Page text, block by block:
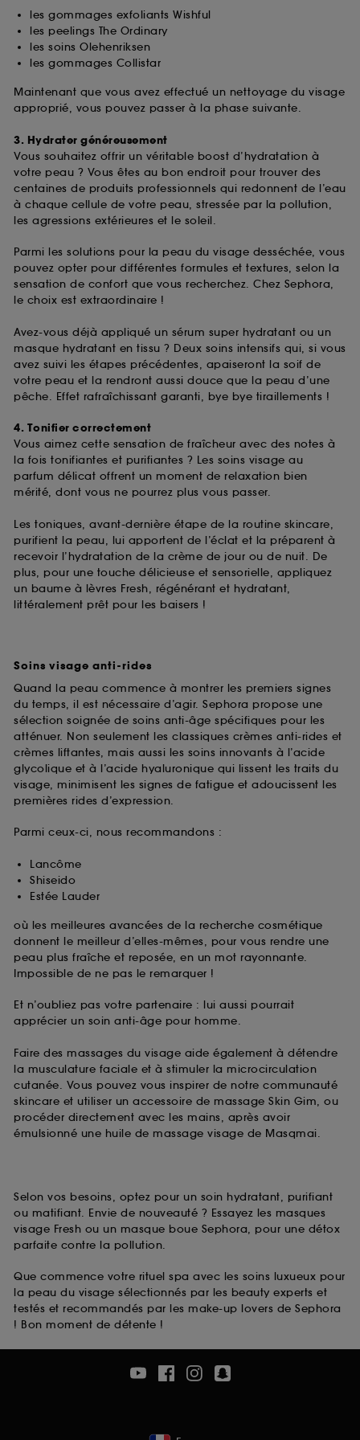
les gommages exfoliants Wishful
les peelings The Ordinary
les soins Olehenriksen
les gommages Collistar
Maintenant que vous avez effectué un nettoyage du visage
approprié, vous pouvez passer à la phase suivante.
3. Hydrater généreusement
Vous souhaitez offrir un véritable boost d’hydratation à
votre peau ? Vous êtes au bon endroit pour trouver des
centaines de produits professionnels qui redonnent de l’eau
à chaque cellule de votre peau, stressée par la pollution,
les agressions extérieures et le soleil.
Parmi les solutions pour la peau du visage desséchée, vous
pouvez opter pour différentes formules et textures, selon la
sensation de confort que vous recherchez. Chez Sephora,
le choix est extraordinaire !
Avez-vous déjà appliqué un sérum super hydratant ou un
masque hydratant en tissu ? Deux soins intensifs qui, si vous
avez suivi les étapes précédentes, apaiseront la soif de
votre peau et la rendront aussi douce que la peau d’une
pêche. Effet rafraîchissant garanti, bye bye tiraillements !
4. Tonifier correctement
Vous aimez cette sensation de fraîcheur avec des notes à
la fois tonifiantes et purifiantes ? Les soins visage au
parfum délicat offrent un moment de relaxation bien
mérité, dont vous ne pourrez plus vous passer.
Les toniques, avant-dernière étape de la routine skincare,
purifient la peau, lui apportent de l’éclat et la préparent à
recevoir l’hydratation de la crème de jour ou de nuit. De
plus, pour une touche délicieuse et sensorielle, appliquez
un baume à lèvres Fresh, régénérant et hydratant,
littéralement prêt pour les baisers !
Soins visage anti-rides
Quand la peau commence à montrer les premiers signes
du temps, il est nécessaire d’agir. Sephora propose une
sélection soignée de soins anti-âge spécifiques pour les
atténuer. Non seulement les classiques crèmes anti-rides et
crèmes liftantes, mais aussi les soins innovants à l’acide
glycolique et à l’acide hyaluronique qui lissent les traits du
visage, minimisent les signes de fatigue et adoucissent les
premières rides d’expression.
Parmi ceux-ci, nous recommandons :
Lancôme
Shiseido
Estée Lauder
où les meilleures avancées de la recherche cosmétique
donnent le meilleur d’elles-mêmes, pour vous rendre une
peau plus fraîche et reposée, en un mot rayonnante.
Impossible de ne pas le remarquer !
Et n’oubliez pas votre partenaire : lui aussi pourrait
apprécier un soin anti-âge pour homme.
Faire des massages du visage aide également à détendre
la musculature faciale et à stimuler la microcirculation
cutanée. Vous pouvez vous inspirer de notre communauté
skincare et utiliser un accessoire de massage Skin Gim, ou
procéder directement avec les mains, après avoir
émulsionné une huile de massage visage de Masqmai.
Selon vos besoins, optez pour un soin hydratant, purifiant
ou matifiant. Envie de nouveauté ? Essayez les masques
visage Fresh ou un masque boue Sephora, pour une détox
parfaite contre la pollution.
Que commence votre rituel spa avec les soins luxueux pour
la peau du visage sélectionnés par les beauty experts et
testés et recommandés par les make-up lovers de Sephora
! Bon moment de détente !
fréquentation et de navigation sur notre site afin
d’en améliorer la performance.
Cookies de sécurisation des paiements en ligne :
ils nous permettent de lutter notamment contre les
fraudes aux moyens de paiement et les
usurpations d’identité.
Cookies fonctionnels :
permettant l’affichage et/ou la fourniture de
certaines fonctionnalités du site, tel que les
cookies d’authentification qui sont utilisés afin de
vous faire bénéficier de l’authentification
prolongée vous permettant d’accéder à votre
compte lors de votre prochaine visite sur le site
passe.
lecture de ces traceurs requiert votre accord. Vous
pouvez personnaliser vos choix concernant le dépôt
de ces cookies grâce au bouton "personnaliser mes
choix" ci-dessous ou décider de "tout accepter".
Sephora pourra associer les informations de
navigation collectées par ces Cookies, pour les
finalités acceptées, avec les données personnelles
collectées ou générées lors de votre activité en ligne
sur "continuer sans accepter". Voous pouvez à tout
moment choisir de retirer votrte consentement. Si vous
souhaitez obtenir plus d'information sur les cookies